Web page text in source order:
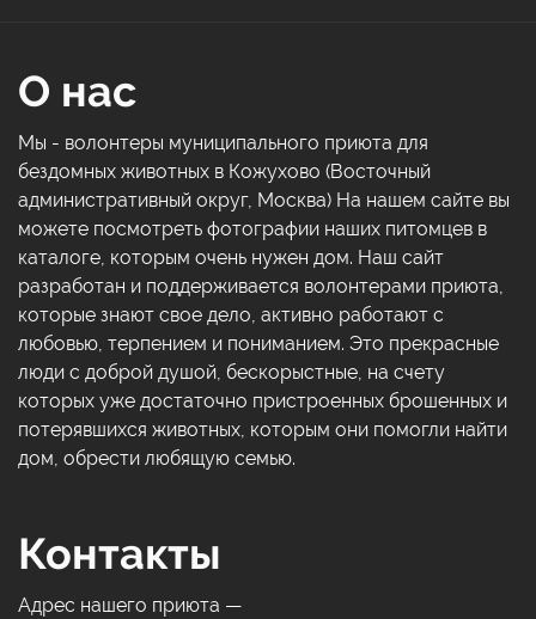
О нас
Мы - волонтеры муниципального приюта для
бездомных животных в Кожухово (Восточный
административный округ, Москва) На нашем сайте вы
можете посмотреть фотографии наших питомцев в
каталоге, которым очень нужен дом. Наш сайт
разработан и поддерживается волонтерами приюта,
которые знают свое дело, активно работают с
любовью, терпением и пониманием. Это прекрасные
люди с доброй душой, бескорыстные, на счету
которых уже достаточно пристроенных брошенных и
потерявшихся животных, которым они помогли найти
дом, обрести любящую семью.
Контакты
Адрес нашего приюта —